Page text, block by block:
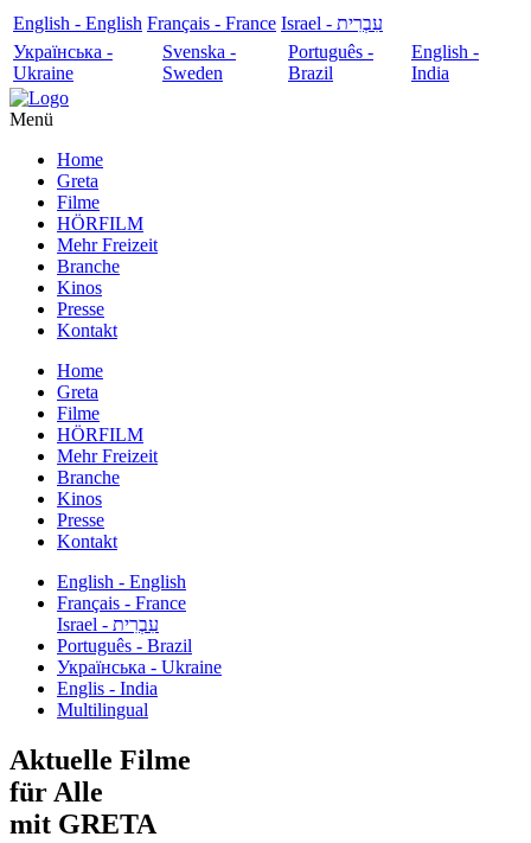
English - English Français - France
עִבְרִית - Israel
Українська -
Ukraine
Svenska -
Sweden
Português -
Brazil
English -
India
Menü
Home
Greta
Filme
HÖRFILM
Mehr Freizeit
Branche
Kinos
Presse
Kontakt
Home
Greta
Filme
HÖRFILM
Mehr Freizeit
Branche
Kinos
Presse
Kontakt
English - English
Français - France
עִבְרִית - Israel
Português - Brazil
Українська - Ukraine
Englis - India
Multilingual
Aktuelle Filme
für Alle
mit GRETA